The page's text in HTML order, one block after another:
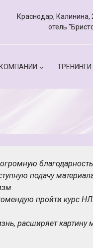
Краснодар, Калинина,
отель
ТРЕНИНГИ
подачу
пройти курс
расширяет картину